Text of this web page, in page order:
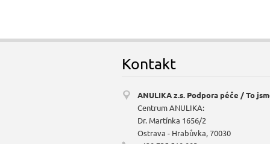
Kontakt
ANULIKA z.s. Podpora péče / To
Centrum ANULIKA:
Dr. Martínka 1656/2
Ostrava - Hrabůvka, 70030